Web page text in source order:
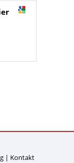
Kontakt